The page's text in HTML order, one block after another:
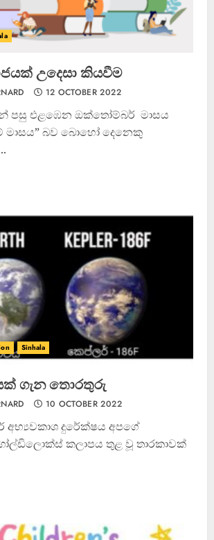
උදෙසා කියවීම
12 OCTOBER 2022
පසු එළඹෙන ඔක්තෝම්බර් මාසය
මාසය” බව බොහෝ දෙනෙකු
Sinhala
ගැන තොරතුරු
10 OCTOBER 2022
අභ්‍යවකාශ දුරේක්ෂය අපගේ
කලාපය තුළ වූ තාරකාවක්